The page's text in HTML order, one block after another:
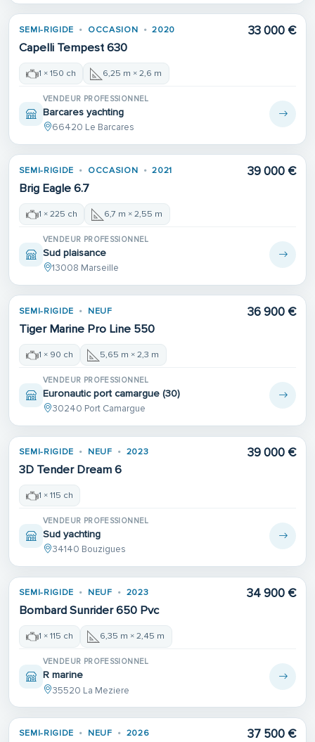
SEMI-RIGIDE OCCASION 2020
Capelli Tempest 630
33 000 €
1 × 150 ch 6,25 m × 2,6 m
VENDEUR PROFESSIONNEL
Barcares yachting
66420 Le Barcares
SEMI-RIGIDE OCCASION 2021
Brig Eagle 6.7
39 000 €
1 × 225 ch 6,7 m × 2,55 m
VENDEUR PROFESSIONNEL
Sud plaisance
13008 Marseille
SEMI-RIGIDE NEUF
Tiger Marine Pro Line 550
36 900 €
1 × 90 ch 5,65 m × 2,3 m
VENDEUR PROFESSIONNEL
Euronautic port camargue (30)
30240 Port Camargue
SEMI-RIGIDE NEUF 2023
3D Tender Dream 6
39 000 €
1 × 115 ch
VENDEUR PROFESSIONNEL
Sud yachting
34140 Bouzigues
SEMI-RIGIDE NEUF 2023
Bombard Sunrider 650 Pvc
34 900 €
1 × 115 ch 6,35 m × 2,45 m
VENDEUR PROFESSIONNEL
R marine
35520 La Meziere
SEMI-RIGIDE NEUF 2026 37 500 €